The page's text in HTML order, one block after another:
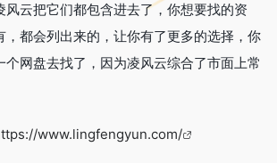
风云把它们都包含进去了，你想要找的资
，都会列出来的，让你有了更多的选择，你
个网盘去找了，因为凌风云综合了市面上常
www.lingfengyun.com/